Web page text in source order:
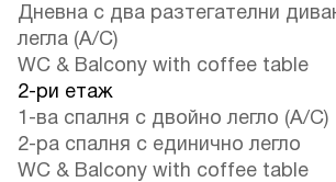
Дневна с два разтегателни
легла (A/C)
WC & Balcony with coffee table
2-ри етаж
1-ва спалня с двойно легло (A/C)
2-ра спалня с единично легло
WC & Balcony with coffee table